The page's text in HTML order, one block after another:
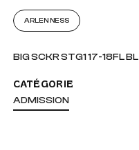
ARLEN NESS
BIG SCKR STG1 17-18FL BL
CATÉGORIE
ADMISSION